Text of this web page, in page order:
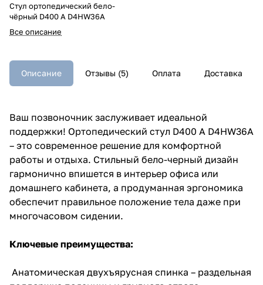
Стул ортопедический бело-
чёрный D400 A D4HW36A
Все описание
Описание Отзывы (5) Оплата Доставка
Ваш позвоночник заслуживает идеальной
поддержки! Ортопедический стул D400 A D4HW36A
– это современное решение для комфортной
работы и отдыха. Стильный бело-черный дизайн
гармонично впишется в интерьер офиса или
домашнего кабинета, а продуманная эргономика
обеспечит правильное положение тела даже при
многочасовом сидении.
Ключевые преимущества:
Анатомическая двухъярусная спинка – раздельная